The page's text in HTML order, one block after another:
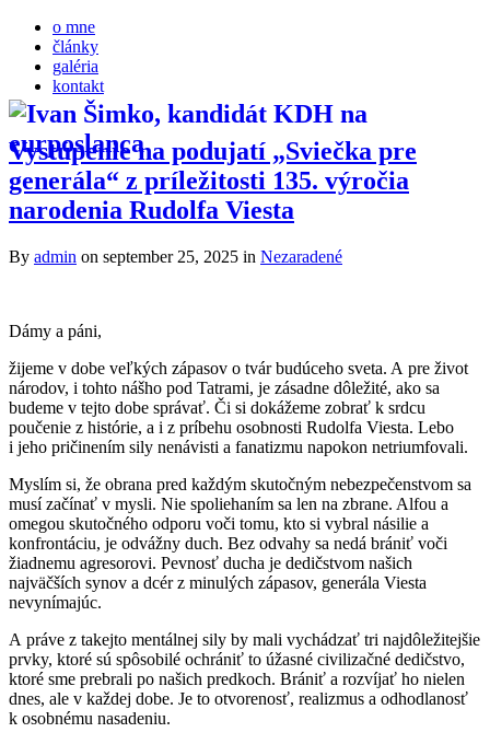
o mne
články
galéria
kontakt
Vystúpenie na podujatí „Sviečka pre
generála“ z príležitosti 135. výročia
narodenia Rudolfa Viesta
By admin on september 25, 2025 in Nezaradené
Dámy a páni,
žijeme v dobe veľkých zápasov o tvár budúceho sveta. A pre život
národov, i tohto nášho pod Tatrami, je zásadne dôležité, ako sa
budeme v tejto dobe správať. Či si dokážeme zobrať k srdcu
poučenie z histórie, a i z príbehu osobnosti Rudolfa Viesta. Lebo
i jeho pričinením sily nenávisti a fanatizmu napokon netriumfovali.
Myslím si, že obrana pred každým skutočným nebezpečenstvom sa
musí začínať v mysli. Nie spoliehaním sa len na zbrane. Alfou a
omegou skutočného odporu voči tomu, kto si vybral násilie a
konfrontáciu, je odvážny duch. Bez odvahy sa nedá brániť voči
žiadnemu agresorovi. Pevnosť ducha je dedičstvom našich
najväčších synov a dcér z minulých zápasov, generála Viesta
nevynímajúc.
A práve z takejto mentálnej sily by mali vychádzať tri najdôležitejšie
prvky, ktoré sú spôsobilé ochrániť to úžasné civilizačné dedičstvo,
ktoré sme prebrali po našich predkoch. Brániť a rozvíjať ho nielen
dnes, ale v každej dobe. Je to otvorenosť, realizmus a odhodlanosť
k osobnému nasadeniu.